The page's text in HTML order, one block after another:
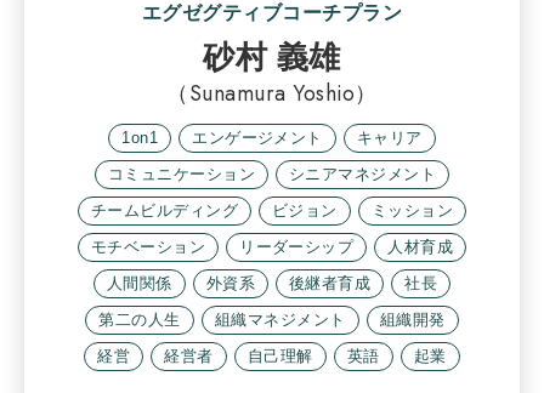
エグゼグティブコーチプラン
砂村 義雄
（Sunamura Yoshio）
1on1 エンゲージメント
キャリア
コミュニケーション
シニアマネジメント
チームビルディング
ビジョン
ミッション
モチベーション
リーダーシップ
人材育成
人間関係
外資系 後継者育成
社長
第二の人生
組織マネジメント
組織開発
経営
経営者 自己理解 英語 起業